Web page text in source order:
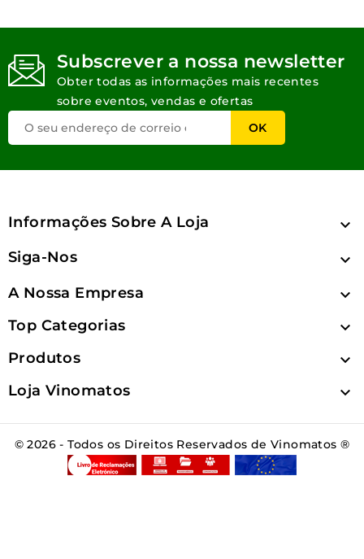
Subscrever a nossa newsletter
Obter todas as informações mais recentes
sobre eventos, vendas e ofertas
Informações Sobre A Loja 
Siga-Nos 
A Nossa Empresa 
Top Categorias 
Produtos 
Loja Vinomatos 
© 2026 - Todos os Direitos Reservados de Vinomatos ®